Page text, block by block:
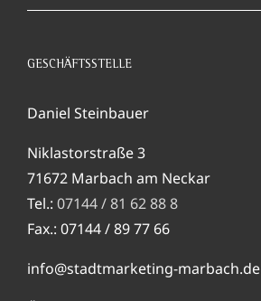
GESCHÄFTSSTELLE
Daniel Steinbauer
Niklastorstraße 3
71672 Marbach am Neckar
Tel.: 07144 / 81 62 88 8
Fax.: 07144 / 89 77 66
info@stadtmarketing-marbach.de